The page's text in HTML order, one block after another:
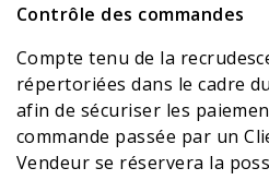
Contrôle des commandes
Compte tenu de la
répertoriées dans le cadre
afin de sécuriser les
commande passée par un
Vendeur se réservera la